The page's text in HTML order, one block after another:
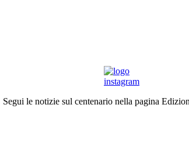
Segui le notizie sul centenario nella pagina